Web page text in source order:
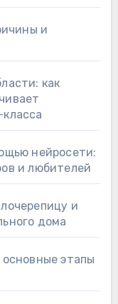
и
как
нейросети:
и любителей
и
дома
этапы